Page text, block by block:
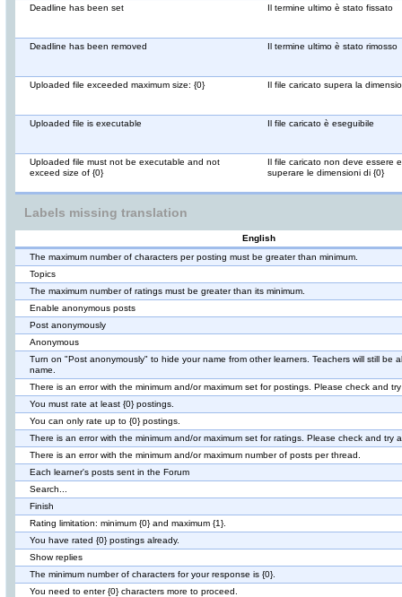
Deadline has been set Il termine ultimo è stato fissato
Deadline has been removed Il termine ultimo è stato rimosso
Uploaded file exceeded maximum size: {0} Il file caricato supera la
Uploaded file is executable Il file caricato è eseguibile
Uploaded file must not be executable and not
exceed size of {0}
Il file caricato non deve essere
superare le dimensioni di {0}
Labels missing translation
English
The maximum number of characters per posting must be greater than minimum.
Topics
The maximum number of ratings must be greater than its minimum.
Enable anonymous posts
Post anonymously
Anonymous
Turn on "Post anonymously" to hide your name from other learners. Teachers will still be
name.
There is an error with the minimum and/or maximum set for postings. Please check and
You must rate at least {0} postings.
You can only rate up to {0} postings.
There is an error with the minimum and/or maximum set for ratings. Please check and try
There is an error with the minimum and/or maximum number of posts per thread.
Each learner's posts sent in the Forum
Search...
Finish
Rating limitation: minimum {0} and maximum {1}.
You have rated {0} postings already.
Show replies
The minimum number of characters for your response is {0}.
You need to enter {0} characters more to proceed.